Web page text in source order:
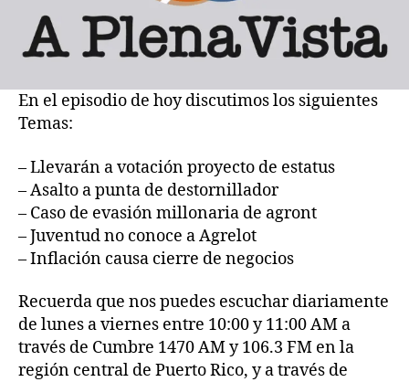
En el episodio de hoy discutimos los siguientes
Temas:
– Llevarán a votación proyecto de estatus
– Asalto a punta de destornillador
– Caso de evasión millonaria de agront
– Juventud no conoce a Agrelot
– Inflación causa cierre de negocios
Recuerda que nos puedes escuchar diariamente
de lunes a viernes entre 10:00 y 11:00 AM a
través de Cumbre 1470 AM y 106.3 FM en la
región central de Puerto Rico, y a través de